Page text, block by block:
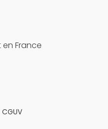
en France
CGUV